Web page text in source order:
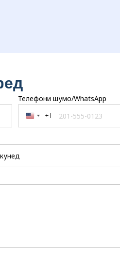
Телефони шумо/WhatsApp
United States +1
+1